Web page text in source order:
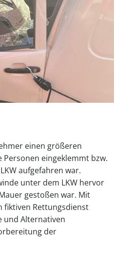
einen größeren
eingeklemmt bzw.
aufgefahren war.
unter dem LKW hervor
gestoßen war. Mit
fiktiven Rettungsdienst
und Alternativen
der